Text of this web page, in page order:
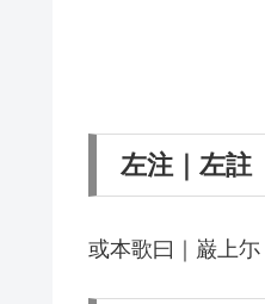
左注｜左註
或本歌曰｜巌上